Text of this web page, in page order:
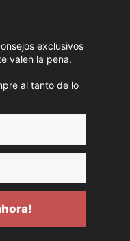
exclusivos
valen la pena.
al tanto de lo